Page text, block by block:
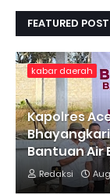
FEATURED POST
kabar daerah
Kapolres
Bantuan Air
Redaksi